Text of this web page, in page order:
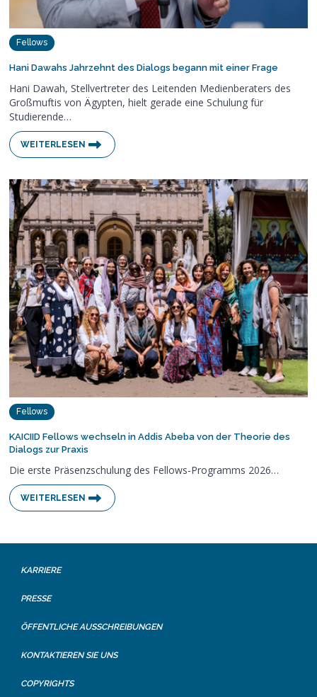
Fellows
Hani Dawahs Jahrzehnt des Dialogs begann mit einer Frage
Hani Dawah, Stellvertreter des Leitenden Medienberaters des
Großmuftis von Ägypten, hielt gerade eine Schulung für
Studierende…
WEITERLESEN
Fellows
KAICIID Fellows wechseln in Addis Abeba von der Theorie des
Dialogs zur Praxis
Die erste Präsenzschulung des Fellows-Programms 2026…
WEITERLESEN
KARRIERE
PRESSE
ÖFFENTLICHE AUSSCHREIBUNGEN
KONTAKTIEREN SIE UNS
COPYRIGHTS